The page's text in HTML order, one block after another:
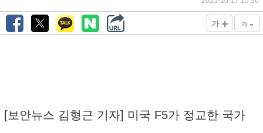
가 + 가 -
[보안뉴스 김형근 기자] 미국 F5가 정교한 국가